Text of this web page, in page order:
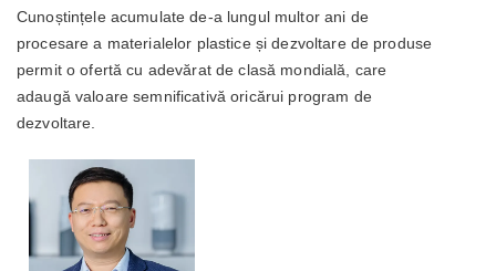
Cunoștințele acumulate de-a lungul multor ani de
procesare a materialelor plastice și dezvoltare de produse
permit o ofertă cu adevărat de clasă mondială, care
adaugă valoare semnificativă oricărui program de
dezvoltare.